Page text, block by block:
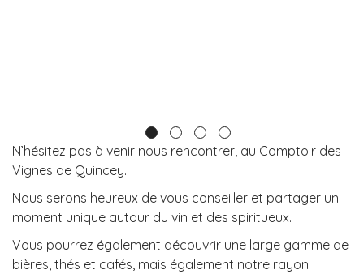
N’hésitez pas à venir nous rencontrer, au Comptoir des
Vignes de Quincey.
Nous serons heureux de vous conseiller et partager un
moment unique autour du vin et des spiritueux.
Vous pourrez également découvrir une large gamme de
bières, thés et cafés, mais également notre rayon